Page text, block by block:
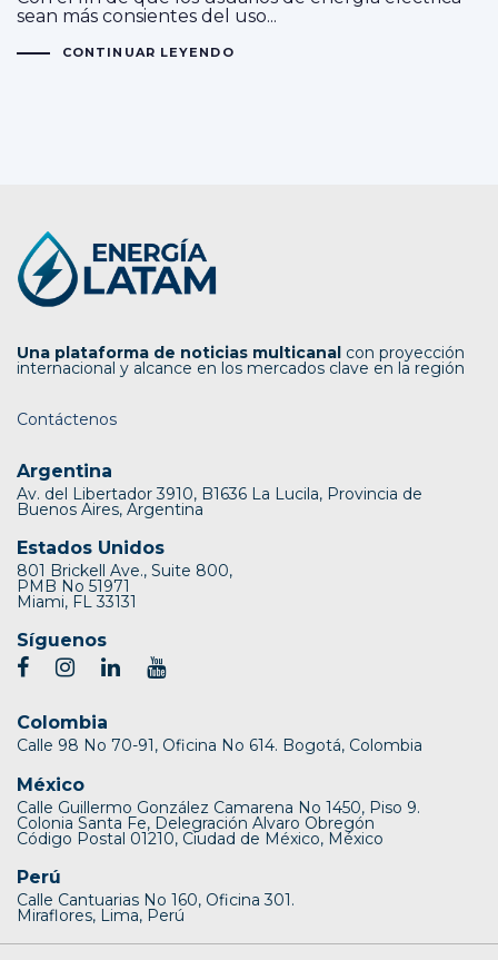
sean más consientes del uso...
CONTINUAR LEYENDO
Una plataforma de noticias multicanal con proyección
internacional y alcance en los mercados clave en la región
Contáctenos
Argentina
Av. del Libertador 3910, B1636 La Lucila, Provincia de
Buenos Aires, Argentina
Estados Unidos
801 Brickell Ave., Suite 800,
PMB No 51971
Miami, FL 33131
Síguenos
Colombia
Calle 98 No 70-91, Oficina No 614. Bogotá, Colombia
México
Calle Guillermo González Camarena No 1450, Piso 9.
Colonia Santa Fe, Delegración Alvaro Obregón
Código Postal 01210, Ciudad de México, México
Perú
Calle Cantuarias No 160, Oficina 301.
Miraflores, Lima, Perú